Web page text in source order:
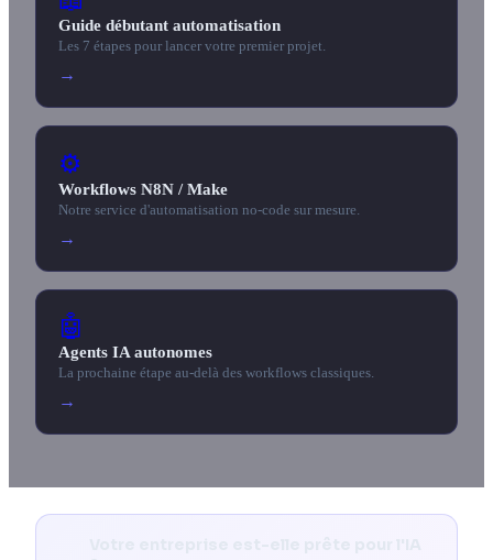
Guide débutant automatisation
Les 7 étapes pour lancer votre premier projet.
→
⚙️
Workflows N8N / Make
Notre service d'automatisation no-code sur mesure.
→
🤖
Agents IA autonomes
La prochaine étape au-delà des workflows classiques.
→